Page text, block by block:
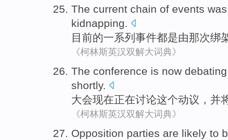
The current chain of events was
kidnapping.
目前的一系列 事件都是由那次绑
《柯林斯英汉双解大词典》
The conference is now debating
shortly.
大会现在正在讨论这个动议 ， 并
《柯林斯英汉双解大词典》
Opposition parties are likely to